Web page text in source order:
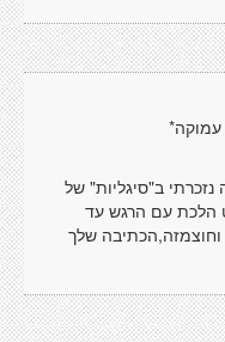
ב"סיגליות" של
הלכת עם הרגש עד
שלך